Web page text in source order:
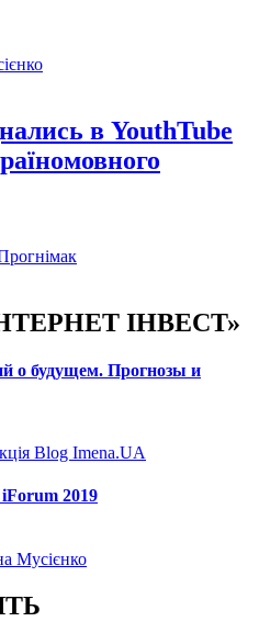
в YouthTube
ІНВЕСТ»
о будущем. Прогнозы и
Blog Imena.UA
2019
Мусієнко